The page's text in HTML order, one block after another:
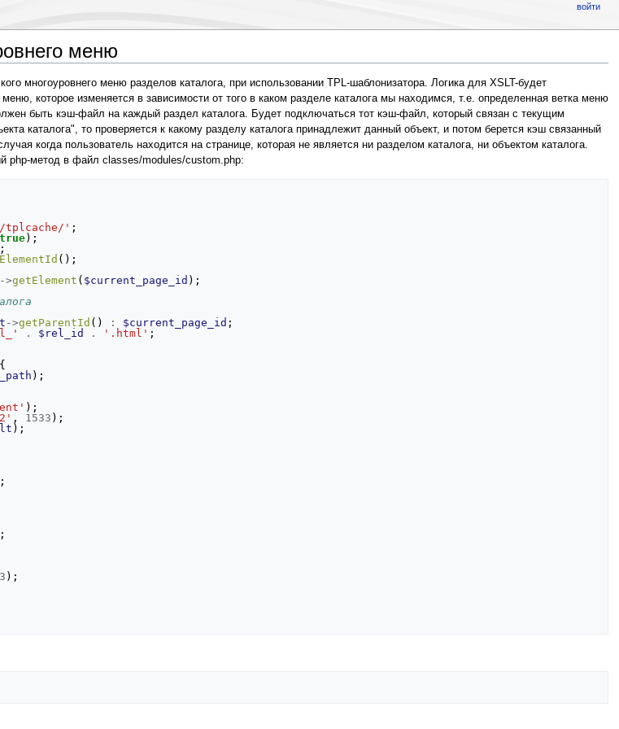
меню
многоуровнего меню разделов каталога, при использовании TPL-шаблонизатора. Логика для XSLT-будет
которое изменяется в зависимости от того в каком разделе каталога мы находимся, т.е. определенная ветка меню
быть кэш-файл на каждый раздел каталога. Будет подключаться тот кэш-файл, который связан с текущим
каталога", то проверяется к какому разделу каталога принадлежит данный объект, и потом берется кэш связанный
когда пользователь находится на странице, которая не является ни разделом каталога, ни объектом каталога.
php-метод в файл classes/modules/custom.php:
tplcache/' ;
true);
();
->getElement ( $current_page_id );
->getParentId () : $current_page_id ;
. $rel_id . '.html' ;
{
);
);
, 1533 );
);
;
);
войти